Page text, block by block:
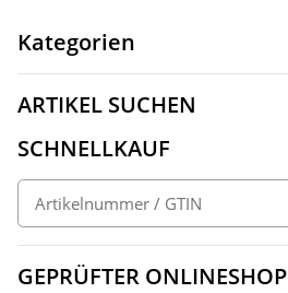
Kategorien
ARTIKEL SUCHEN
SCHNELLKAUF
GEPRÜFTER ONLINESHOP